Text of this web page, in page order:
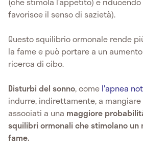
favorisce il senso di sazietà).
Questo squilibrio ormonale rende
la fame e può portare a un
ricerca di cibo.
Disturbi del sonno, come l'apnea
indurre, indirettamente, a
associati a una maggiore
squilibri ormonali che stimolano un
fame.